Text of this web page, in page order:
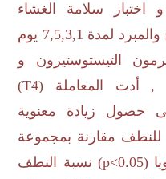
سلامة الغشاء
البلازمي لسائل المنوي الطازج والمبرد لمدة 7,5,3,1 يوم
التيستوستيرون و
المعاملة (
T4
)
زيادة معنوية
مقارنة بمجموعة
(
p<0.05) نسبة النطف